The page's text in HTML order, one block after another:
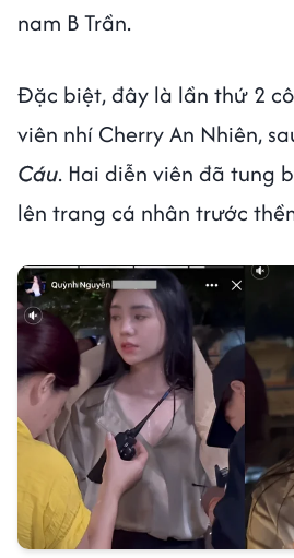
nam B Trần.
Đặc biệt, đây là lần thứ 2
viên nhí Cherry An Nhiên,
Cáu. Hai diễn viên đã tung
lên trang cá nhân trước